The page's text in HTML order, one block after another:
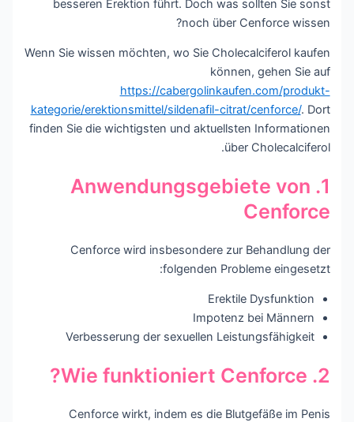
besseren Erektion führt. Doch was sollten Sie sonst
noch über Cenforce wissen?
Wenn Sie wissen möchten, wo Sie Cholecalciferol kaufen
können, gehen Sie auf
https://cabergolinkaufen.com/produkt-
kategorie/erektionsmittel/sildenafil-citrat/cenforce/. Dort
finden Sie die wichtigsten und aktuellsten Informationen
über Cholecalciferol.
1. Anwendungsgebiete von
Cenforce
Cenforce wird insbesondere zur Behandlung der
folgenden Probleme eingesetzt:
Erektile Dysfunktion
Impotenz bei Männern
Verbesserung der sexuellen Leistungsfähigkeit
2. Wie funktioniert Cenforce?
Cenforce wirkt, indem es die Blutgefäße im Penis